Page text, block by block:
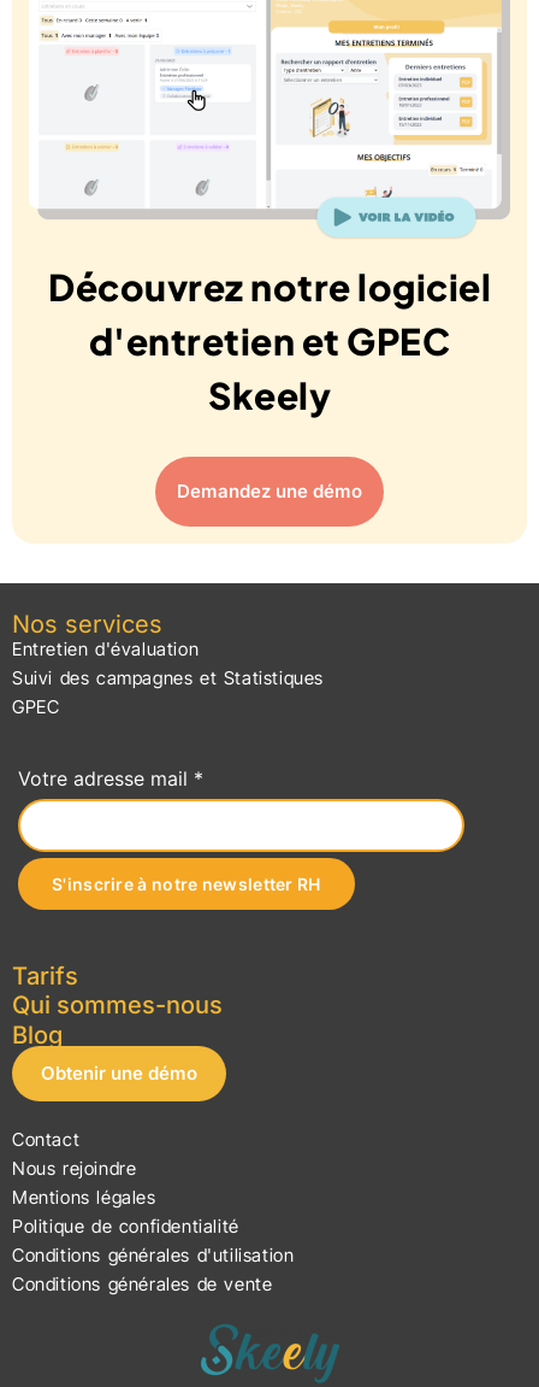
Découvrez notre logiciel
d'entretien et GPEC
Skeely
Demandez une démo
Nos services
Entretien d'évaluation
Suivi des campagnes et Statistiques
GPEC
Votre adresse mail *
Tarifs
Qui sommes-nous
Blog
Obtenir une démo
Contact
Nous rejoindre
Mentions légales
Politique de confidentialité
Conditions générales d'utilisation
Conditions générales de vente